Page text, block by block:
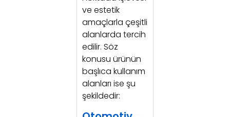
ve estetik
amaçlarla çeşitli
alanlarda tercih
edilir. Söz
konusu ürünün
başlıca kullanım
alanları ise şu
şekildedir: